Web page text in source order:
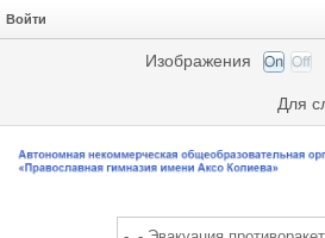
Войти
Изображения
Для